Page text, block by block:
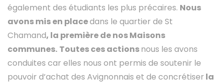
également des étudiants les plus précaires. Nous
avons mis en placedans le quartier de St
Chamand, la première de nos Maisons
communes. Toutes ces actionsnous les avons
conduites car elles nous ont permis de soutenir le
pouvoir d’achat des Avignonnais et de concrétiser la